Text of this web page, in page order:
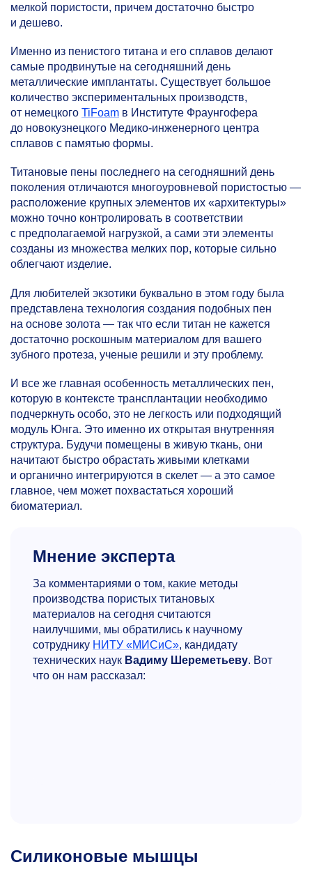
мелкой пористости, причем достаточно быстро
и дешево.
Именно из пенистого титана и его сплавов делают
самые продвинутые на сегодняшний день
металлические имплантаты. Существует большое
количество экспериментальных производств,
от немецкого TiFoam в Институте Фраунгофера
до новокузнецкого Медико-инженерного центра
сплавов с памятью формы.
Титановые пены последнего на сегодняшний день
поколения отличаются многоуровневой пористостью —
расположение крупных элементов их «архитектуры»
можно точно контролировать в соответствии
с предполагаемой нагрузкой, а сами эти элементы
созданы из множества мелких пор, которые сильно
облегчают изделие.
Для любителей экзотики буквально в этом году была
представлена технология создания подобных пен
на основе золота — так что если титан не кажется
достаточно роскошным материалом для вашего
зубного протеза, ученые решили и эту проблему.
И все же главная особенность металлических пен,
которую в контексте трансплантации необходимо
подчеркнуть особо, это не легкость или подходящий
модуль Юнга. Это именно их открытая внутренняя
структура. Будучи помещены в живую ткань, они
начитают быстро обрастать живыми клетками
и органично интегрируются в скелет — а это самое
главное, чем может похвастаться хороший
биоматериал.
Мнение эксперта
За комментариями о том, какие методы
производства пористых титановых
материалов на сегодня считаются
наилучшими, мы обратились к научному
сотруднику НИТУ «МИСиС», кандидату
технических наук Вадиму Шереметьеву. Вот
что он нам рассказал:
Силиконовые мышцы